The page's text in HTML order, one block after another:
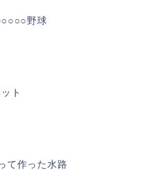
○○○○野球
ト
て作った水路